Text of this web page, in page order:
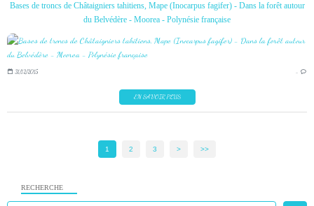
Bases de troncs de Châtaigniers tahitiens, Mape (Inocarpus fagifer) - Dans la forêt autour
du Belvédère - Moorea - Polynésie française
31/12/2015 …
EN SAVOIR PLUS
1 2 3 > >>
RECHERCHE